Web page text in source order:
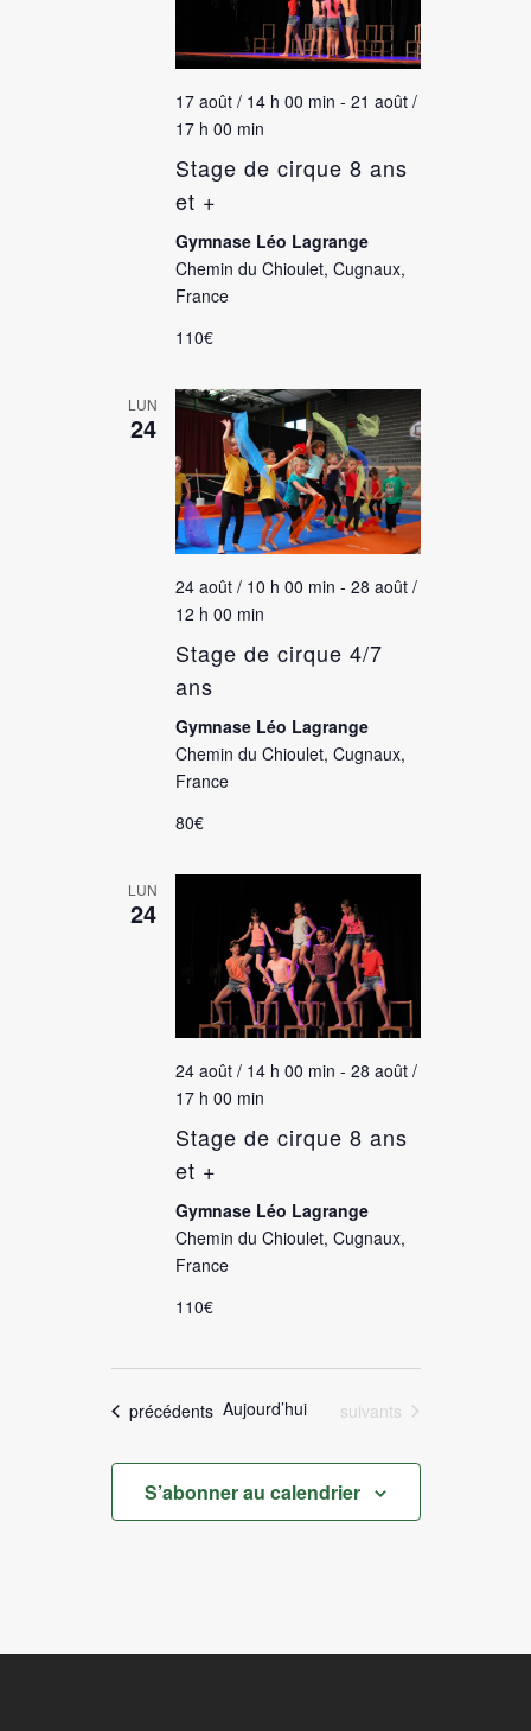
17 août / 14 h 00 min - 21 août /
17 h 00 min
Stage de cirque 8 ans
et +
Gymnase Léo Lagrange
Chemin du Chioulet, Cugnaux,
France
110€
LUN
24
24 août / 10 h 00 min - 28 août /
12 h 00 min
Stage de cirque 4/7
ans
Gymnase Léo Lagrange
Chemin du Chioulet, Cugnaux,
France
80€
LUN
24
24 août / 14 h 00 min - 28 août /
17 h 00 min
Stage de cirque 8 ans
et +
Gymnase Léo Lagrange
Chemin du Chioulet, Cugnaux,
France
110€
Évènements
précédents Aujourd’hui Évènements
suivants
S’abonner au calendrier